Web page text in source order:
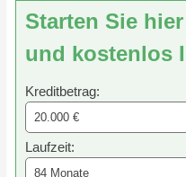
Starten Sie
und kostenlos
Kreditbetrag:
Laufzeit: